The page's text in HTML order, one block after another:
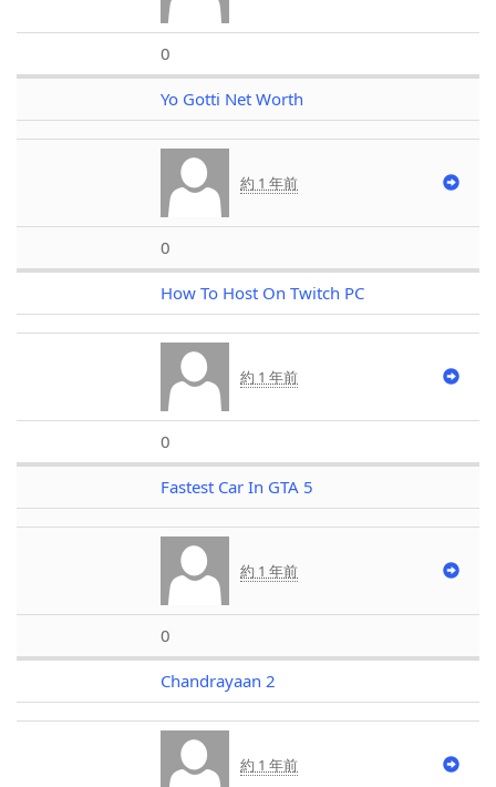
0
Yo Gotti Net Worth
約 1 年前
0
How To Host On Twitch PC
約 1 年前
0
Fastest Car In GTA 5
約 1 年前
0
Chandrayaan 2
約 1 年前